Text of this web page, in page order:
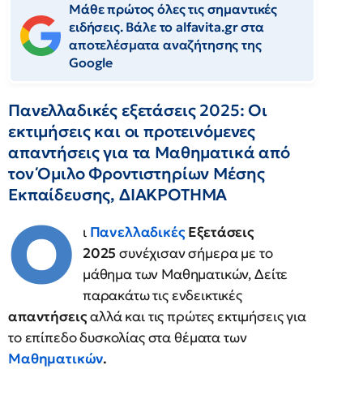
Μάθε πρώτος όλες τις σημαντικές
ειδήσεις. Βάλε το alfavita.gr στα
αποτελέσματα αναζήτησης της
Google
Πανελλαδικές εξετάσεις 2025: Οι
εκτιμήσεις και οι προτεινόμενες
απαντήσεις για τα Μαθηματικά από
τον Όμιλο Φροντιστηρίων Μέσης
Εκπαίδευσης, ΔΙΑΚΡΟΤΗΜΑ
Ο ι ΠανελλαδικέςΕξετάσεις
2025συνέχισαν σήμερα με το
μάθημα των Μαθηματικών, Δείτε
παρακάτω τις ενδεικτικές
απαντήσειςαλλά και τις πρώτες εκτιμήσεις για
το επίπεδο δυσκολίας στα θέματα των
Μαθηματικών.